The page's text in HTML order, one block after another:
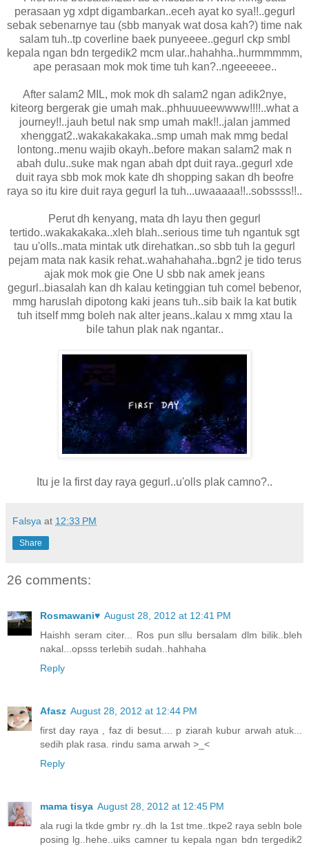
perasaan yg xdpt digambarkan..eceh ayat ko sya!!..gegurl
sebak sebenarnye tau (sbb manyak wat dosa kah?) time nak
salam tuh..tp coverline baek punyeeee..gegurl ckp smbl
kepala ngan bdn tergedik2 mcm ular..hahahha..hurmmmmm,
ape perasaan mok mok time tuh kan?..ngeeeeee..
After salam2 MIL, mok mok dh salam2 ngan adik2nye,
kiteorg bergerak gie umah mak..phhuuueewwww!!!!..what a
journey!!..jauh betul nak smp umah mak!!..jalan jammed
xhenggat2..wakakakakaka..smp umah mak mmg bedal
lontong..menu wajib okayh..before makan salam2 mak n
abah dulu..suke mak ngan abah dpt duit raya..gegurl xde
duit raya sbb mok mok kate dh shopping sakan dh beofre
raya so itu kire duit raya gegurl la tuh...uwaaaaa!!..sobssss!!..
Perut dh kenyang, mata dh layu then gegurl
tertido..wakakakaka..xleh blah..serious time tuh ngantuk sgt
tau u'olls..mata mintak utk direhatkan..so sbb tuh la gegurl
pejam mata nak kasik rehat..wahahahaha..bgn2 je tido terus
ajak mok mok gie One U sbb nak amek jeans
gegurl..biasalah kan dh kalau ketinggian tuh comel bebenor,
mmg haruslah dipotong kaki jeans tuh..sib baik la kat butik
tuh itself mmg boleh nak alter jeans..kalau x mmg xtau la
bile tahun plak nak ngantar..
Itu je la first day raya gegurl..u'olls plak camno?..
Falsya at 12:33 PM
Share
26 comments:
Rosmawani♥ August 28, 2012 at 12:41 PM
Haishh seram citer... Ros pun sllu bersalam dlm bilik..bleh
nakal...opsss terlebih sudah..hahhaha
Reply
Afasz August 28, 2012 at 12:44 PM
first day raya , faz di besut.... p ziarah kubur arwah atuk...
sedih plak rasa. rindu sama arwah >_<
Reply
mama tisya August 28, 2012 at 12:45 PM
ala rugi la tkde gmbr ry..dh la 1st tme..tkpe2 raya sebln bole
posing lg..hehe..uiks camner tu kepala ngan bdn tergedik2